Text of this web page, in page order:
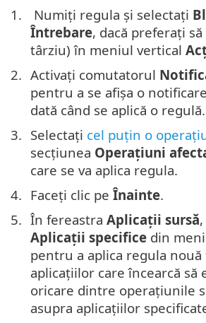
Numiți regula și selectați
Întrebare, dacă preferați
târziu) în meniul vertical
Activați comutatorul
pentru a se afișa o
dată când se aplică o regulă.
Selectați cel puțin o
secțiunea Operațiuni
care se va aplica regula.
Faceți clic pe Înainte.
În fereastra Aplicații sursă
Aplicații specifice din
pentru a aplica regula
aplicațiilor care încearcă să
oricare dintre operațiunile
asupra aplicațiilor